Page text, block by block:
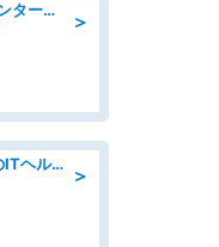
＞
一般事務・OA事務/半導体開発センター内で事務&軽作業スタッフ、募集
＞
ヘルプデスク/外資系保険業界でのITヘルプデスク業務/駅近/即日勤務可/ヘルプデスク